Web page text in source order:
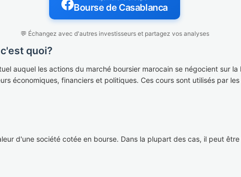
Bourse de Casablanca
💬 Échangez avec d'autres investisseurs et partagez vos analyses
quoi?
auquel les actions du marché boursier marocain se négocient sur
économiques, financiers et politiques. Ces cours sont utilisés par
d'une société cotée en bourse. Dans la plupart des cas, il peut